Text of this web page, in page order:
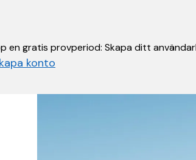
en gratis provperiod: Skapa ditt
konto